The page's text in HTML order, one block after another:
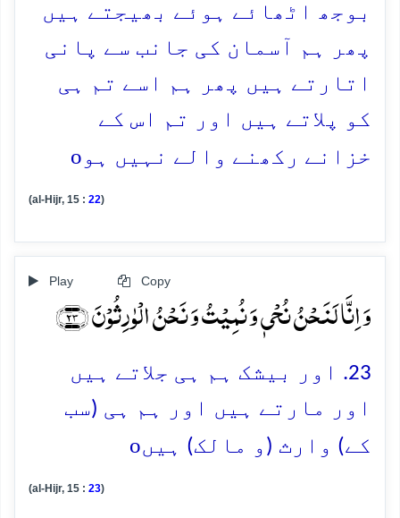
بوجھ اٹھائے ہوئے بھیجتے ہیں
پھر ہم آسمان کی جانب سے پانی
اتارتے ہیں پھر ہم اسے تم ہی
کو پلاتے ہیں اور تم اس کے
خزانے رکھنے والے نہیں ہو o
(al-Hijr, 15 : 22)
Play Copy
وَ اِنَّا لَنَحۡنُ نُحۡیٖ وَ نُمِیۡتُ وَ نَحۡنُ الۡوٰرِثُوۡنَ ﴿۲۳﴾
23. اور بیشک ہم ہی جلاتے ہیں
اور مارتے ہیں اور ہم ہی (سب
کے) وارث (و مالک) ہیںo
(al-Hijr, 15 : 23)